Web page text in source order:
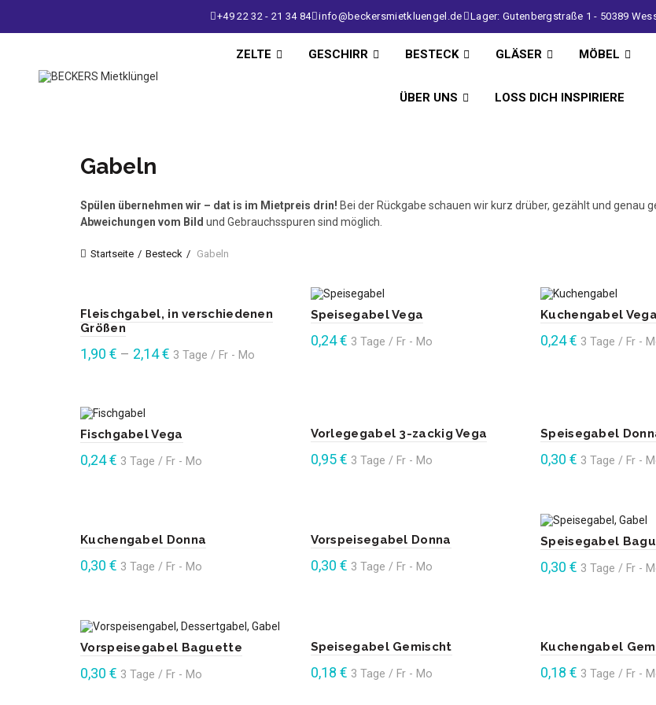
+49 22 32 - 21 34 84 info@beckersmietkluengel.de Lager: Gutenbergstraße 1 - 50389
ZELTE GESCHIRR BESTECK GLÄSER MÖBEL
ÜBER UNS LOSS DICH INSPIRIERE
Gabeln
Spülen übernehmen wir – dat is im Mietpreis drin! Bei der Rückgabe schauen wir kurz drüber, gezählt und genau
Abweichungen vom Bild und Gebrauchsspuren sind möglich.
Startseite Besteck Gabeln
Fleischgabel, in verschiedenen
Größen
1,90 € – 2,14€ 3 Tage / Fr - Mo
Ausführung wählen
auf.
Die
können
auf
der
Speisegabel Vega
0,24€ 3 Tage / Fr - Mo
Kuchengabel Vega
0,24€ 3 Tage / Fr -
Fischgabel Vega
0,24€ 3 Tage / Fr - Mo
Vorlegegabel 3-zackig Vega
0,95€ 3 Tage / Fr - Mo
Speisegabel
0,30 € 3 Tage / Fr -
In den Warenkorb
Kuchengabel Donna
0,30 € 3 Tage / Fr - Mo
In den Warenkorb
Vorspeisegabel Donna
0,30 € 3 Tage / Fr - Mo
Speisegabel
0,30 € 3 Tage / Fr -
Vorspeisegabel Baguette
0,30 € 3 Tage / Fr - Mo
Speisegabel Gemischt
0,18 € 3 Tage / Fr - Mo
Kuchengabel
0,18 € 3 Tage / Fr -